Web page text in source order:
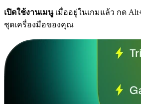
เปิดใช้งานเมนูเมื่ออยู่ในเกมแล้ว กด
ชุดเครื่องมือของคุณ